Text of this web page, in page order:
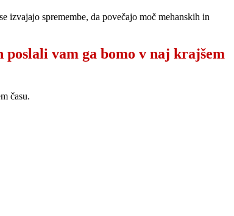
izvajajo spremembe, da povečajo moč mehanskih in
vam ga bomo v naj krajšem
času.